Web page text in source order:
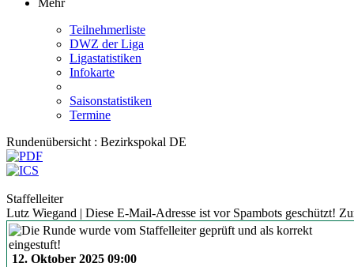
Mehr
Teilnehmerliste
DWZ der Liga
Ligastatistiken
Infokarte
Saisonstatistiken
Termine
Rundenübersicht : Bezirkspokal DE
Staffelleiter
Lutz Wiegand | Diese E-Mail-Adresse ist vor Spambots geschützt!
12. Oktober 2025 09:00